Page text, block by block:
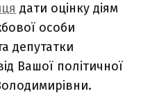
дати оцінку діям
особи
депутатки
Вашої політичної